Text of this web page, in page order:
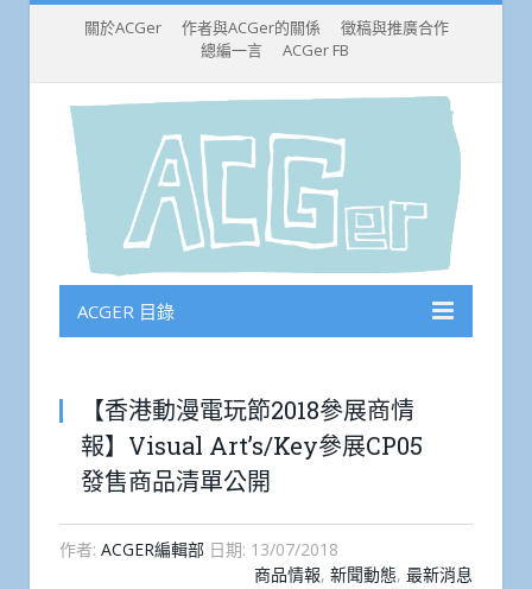
關於ACGer 作者與ACGer的關係
徵稿與推廣合作
總編一言
ACGer FB
ACGER 目錄
【香港動漫電玩節2018參展商情
報】Visual Art’s/Key參展CP05
發售商品清單公開
作者: ACGER編輯部 日期: 13/07/2018
商品情報, 新聞動態, 最新消息